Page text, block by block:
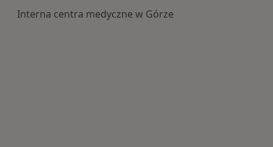
Interna centra medyczne w Górze